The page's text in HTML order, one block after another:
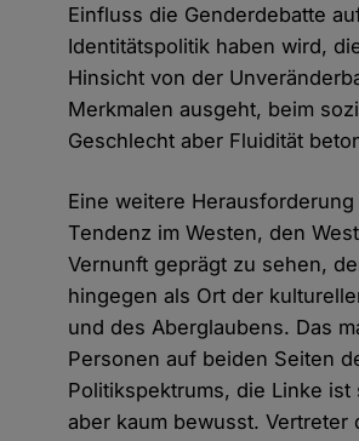
Einfluss die Genderdebatte
Identitätspolitik haben wird,
Hinsicht von der
Merkmalen ausgeht, beim
Geschlecht aber Fluidität
Eine weitere
Tendenz im Westen, den
Vernunft geprägt zu sehen,
hingegen als Ort der
und des Aberglaubens. Das
Personen auf beiden Seiten
Politikspektrums, die Linke ist
aber kaum bewusst. Vertreter